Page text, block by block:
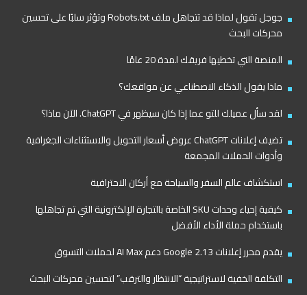
جوجل تقول لماذا قد تتجاهل ملف Robots.txt وتؤثر سلبًا على تحسين
محركات البحث
المنصة التي تخطيها فريقك لمدة 20 عامًا
ماذا يقول الذكاء الاصطناعي عن مواقعك؟
لقد سأل عميلك للتو عما إذا كان سيظهر في ChatGPT. الآن ماذا؟
تضيف إعلانات ChatGPT عروض أسعار التحويل والاستثناءات الجغرافية
وأدوات الحملات المجمعة
استكشاف عالم السفر والسياحة مع أركان الاحترافية
كيفية إحياء وحدات SKU الخاصة بالتجارة الإلكترونية التي تم تجاهلها
باستخدام حملة الأداء الأفضل
يقدم محرر إعلانات Google 2.13 دعم AI Max لحملات التسوق
التكلفة الخفية لاستراتيجية “الانتظار والترقب” لتحسين محركات البحث